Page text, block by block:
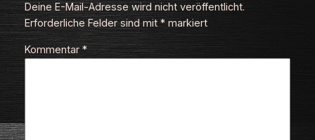
Deine E-Mail-Adresse wird nicht veröffentlicht.
Erforderliche Felder sind mit *markiert
Kommentar*